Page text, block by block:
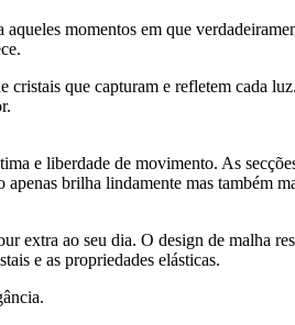
momentos em que
que capturam e refletem cada
e liberdade de movimento. As
brilha lindamente mas também
extra ao seu dia. O design de malha
e as propriedades elásticas.